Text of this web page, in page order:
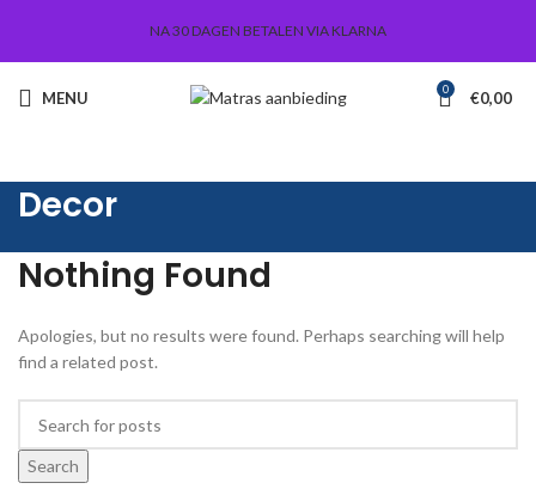
NA 30 DAGEN BETALEN VIA KLARNA
MENU 0 €0,00
Decor
Nothing Found
Apologies, but no results were found. Perhaps searching will help
find a related post.
Search